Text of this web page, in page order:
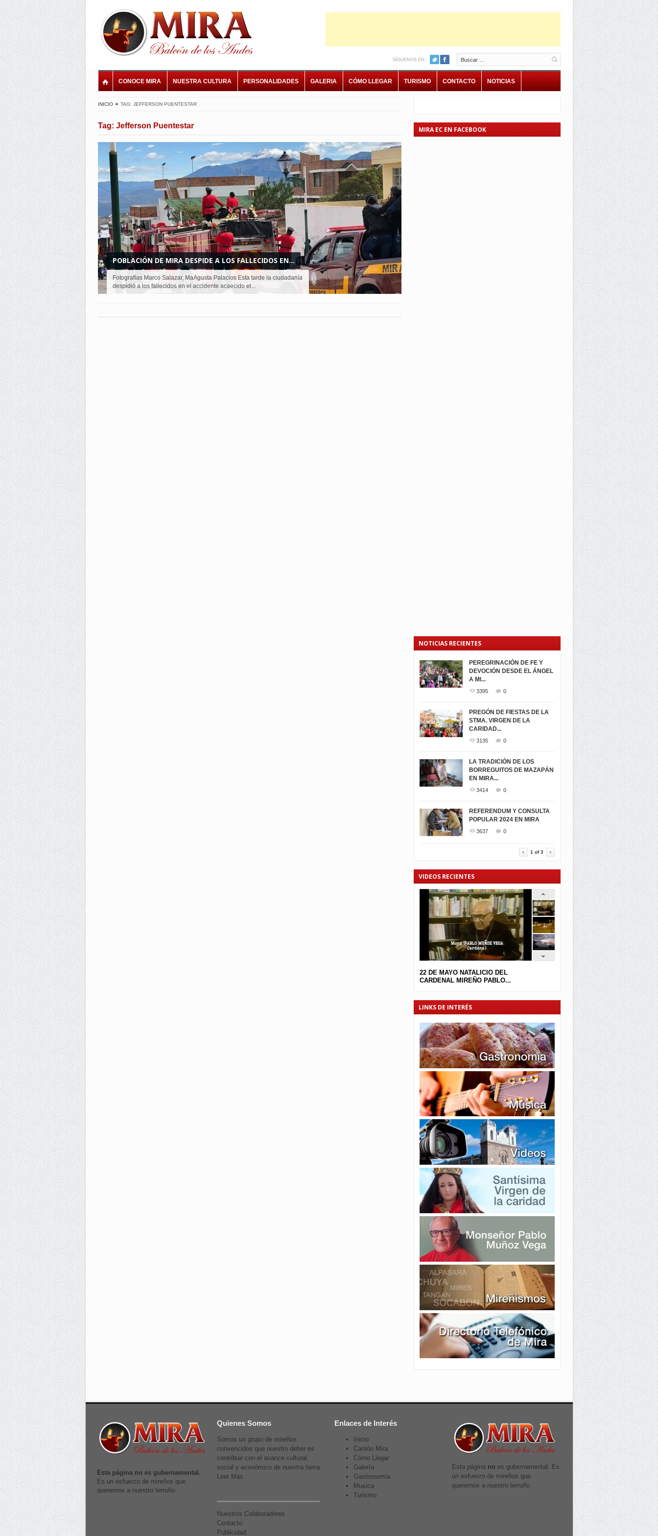
Buscar
SÍGUENOS EN:
CONOCE MIRA NUESTRA CULTURA PERSONALIDADES GALERIA CÓMO LLEGAR TURISMO CONTACTO NOTICIAS
INICIO TAG: JEFFERSON PUENTESTAR
Tag: Jefferson Puentestar
POBLACIÓN DE MIRA DESPIDE A LOS FALLECIDOS EN...
Fotografías Marco Salazar, MaAgusta Palacios Esta tarde la ciudadanía
despidió a los fallecidos en el accidente acaecido el...
MIRA EC EN FACEBOOK
NOTICIAS RECIENTES
PEREGRINACIÓN DE FE Y
DEVOCIÓN DESDE EL ÁNGEL
A MI...
3395 0
PREGÓN DE FIESTAS DE LA
STMA. VIRGEN DE LA
CARIDAD...
3135 0
LA TRADICIÓN DE LOS
BORREGUITOS DE MAZAPÁN
EN MIRA...
3414 0
REFERENDUM Y CONSULTA
POPULAR 2024 EN MIRA
3637 0
1 of3
VIDEOS RECIENTES
22 DE MAYO NATALICIO DEL
CARDENAL MIREÑO PABLO...
LINKS DE INTERÉS
Esta página no es gubernamental.
Es un esfuerzo de mireños que
queremos a nuestro terruño.
Quienes Somos
Somos un grupo de mireños
convencidos que nuestro deber es
contribuir con el avance cultural,
social y económico de nuestra tierra.
Leer Más
Nuestros Colaboradores
Contacto
Publicidad
Enlaces de Interés
Inicio
Cantón Mira
Cómo Llegar
Galería
Gastronomía
Musica
Turismo
Esta página no es gubernamental. Es
un esfuerzo de mireños que
queremos a nuestro terruño.